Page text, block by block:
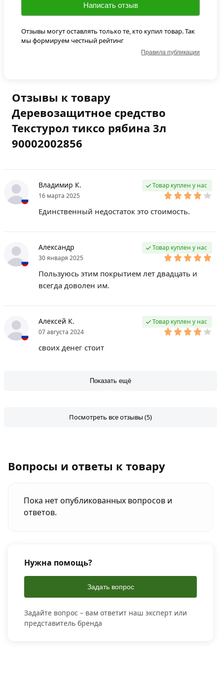
Отзывы к товару
Деревозащитное средство
Текстурол тиксо рябина 3л
90002002856
Владимир К.
16 марта 2025
Товар куплен у нас
Единственный недостаток это стоимость.
Александр
30 января 2025
Товар куплен у нас
Пользуюсь этим покрытием лет двадцать и
всегда доволен им.
Алексей К.
07 августа 2024
Товар куплен у нас
своих денег стоит
Показать ещё
Посмотреть все отзывы (5)
Написать отзыв
Отзывы могут оставлять только те, кто купил товар. Так
мы формируем честный рейтинг
Правила публикации
Вопросы и ответы к товару
Пока нет опубликованных вопросов и
ответов.
Нужна помощь?
Задать вопрос
Задайте вопрос – вам ответит наш эксперт или
представитель бренда